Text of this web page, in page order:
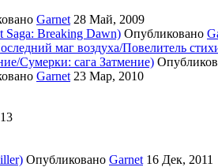
Garnet 28 Май, 2009
Saga: Breaking Dawn) Опубликовано
маг воздуха/Повелитель
Сумерки: сага Затмение)
Garnet 23 Мар, 2010
Опубликовано Garnet 16 Дек, 2011